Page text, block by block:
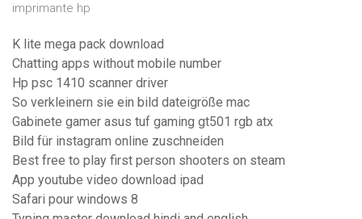
imprimante hp
K lite mega pack download
Chatting apps without mobile number
Hp psc 1410 scanner driver
So verkleinern sie ein bild dateigröße mac
Gabinete gamer asus tuf gaming gt501 rgb atx
Bild für instagram online zuschneiden
Best free to play first person shooters on steam
App youtube video download ipad
Safari pour windows 8